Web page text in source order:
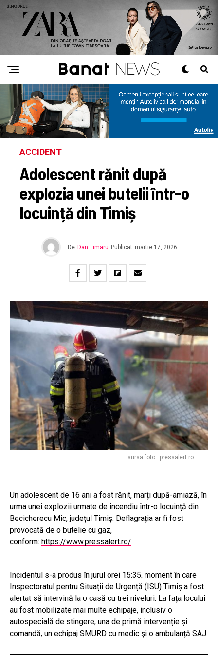
ACCIDENT
Adolescent rănit după
explozia unei butelii într-o
locuință din Timiș
De Dan Timaru Publicat martie 17, 2026
sursa foto: .pressalert.ro
Un adolescent de 16 ani a fost rănit, marți după-amiază, în
urma unei explozii urmate de incendiu într-o locuință din
Becicherecu Mic, județul Timiș. Deflagrația ar fi fost
provocată de o butelie cu gaz,
conform: https://www.pressalert.ro/
Incidentul s-a produs în jurul orei 15:35, moment în care
Inspectoratul pentru Situații de Urgență (ISU) Timiș a fost
alertat să intervină la o casă cu trei niveluri. La fața locului
au fost mobilizate mai multe echipaje, inclusiv o
autospecială de stingere, una de primă intervenție și
comandă, un echipaj SMURD cu medic și o ambulanță SAJ.